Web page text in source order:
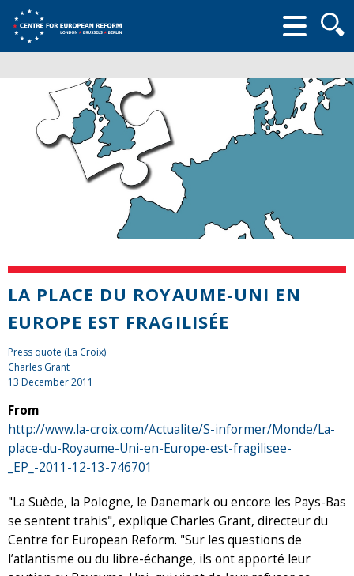
form
LA PLACE DU ROYAUME-UNI EN
EUROPE EST FRAGILISÉE
Press quote (La Croix)
Charles Grant
13 December 2011
From
http://www.la-croix.com/Actualite/S-informer/Monde/La-
place-du-Royaume-Uni-en-Europe-est-fragilisee-
_EP_-2011-12-13-746701
"La Suède, la Pologne, le Danemark ou encore les Pays-Bas
se sentent trahis", explique Charles Grant, directeur du
Centre for European Reform. "Sur les questions de
l’atlantisme ou du libre-échange, ils ont apporté leur